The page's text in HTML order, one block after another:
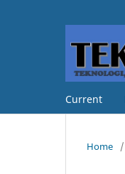
Current
Home /